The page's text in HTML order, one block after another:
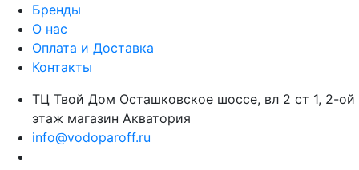
Бренды
О нас
Оплата и Доставка
Контакты
ТЦ Твой Дом Осташковское шоссе, вл 2 ст 1, 2-ой
этаж магазин Акватория
info@vodoparoff.ru